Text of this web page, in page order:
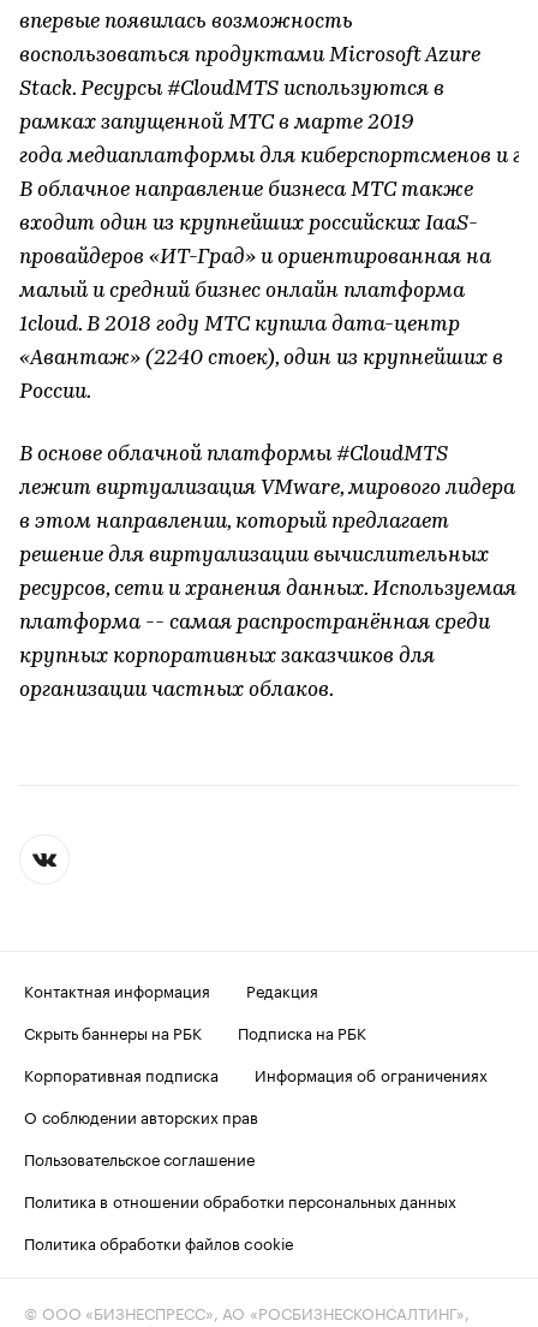
впервые появилась возможность
воспользоваться продуктами Microsoft Azure
Stack. Ресурсы #CloudMTS используются в
рамках запущенной МТС в марте 2019
года медиаплатформы для киберспортсменов и
В облачное направление бизнеса МТС также
входит один из крупнейших российских IaaS-
провайдеров «ИТ-Град» и ориентированная на
малый и средний бизнес онлайн платформа
1cloud. В 2018 году МТС купила дата-центр
«Авантаж» (2240 стоек), один из крупнейших в
России.
В основе облачной платформы #CloudМТS
лежит виртуализация VMware, мирового лидера
в этом направлении, который предлагает
решение для виртуализации вычислительных
ресурсов, сети и хранения данных. Используемая
платформа -- самая распространённая среди
крупных корпоративных заказчиков для
организации частных облаков.
Контактная информация
Редакция
Скрыть баннеры на РБК
Подписка на РБК
Корпоративная подписка
Информация об ограничениях
О соблюдении авторских прав
Пользовательское соглашение
Политика в отношении обработки персональных данных
Политика обработки файлов cookie
© ООО «БИЗНЕСПРЕСС», АО «РОСБИЗНЕСКОНСАЛТИНГ»,